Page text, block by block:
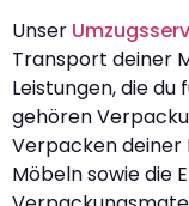
Unser
Transport deiner
Leistungen, die du
gehören
Verpacken deiner
Möbeln sowie die